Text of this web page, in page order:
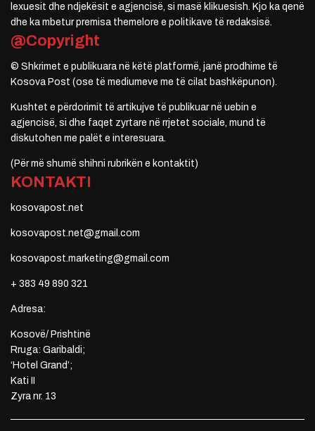
lexuesit dhe ndjekësit e agjencisë, si masë klikuesish. Kjo ka qenë
dhe ka mbetur premisa themelore e politikave të redaksisë.
@Copyright
© Shkrimet e publikuara në këtë platformë, janë prodhime të
Kosova Post (ose të mediumeve me të cilat bashkëpunon).
Kushtet e përdorimit të artikujve të publikuar në uebin e
agjencisë, si dhe faqet zyrtare në rrjetet sociale, mund të
diskutohen me palët e interesuara.
(Për më shumë shihni rubrikën e kontaktit)
KONTAKTI
kosovapost.net
kosovapost.net@gmail.com
kosovapost.marketing@gmail.com
+ 383 49 890 321
Adresa:
Kosovë/ Prishtinë
Rruga: Garibaldi;
‘Hotel Grand’;
Kati II
Zyra nr. 13